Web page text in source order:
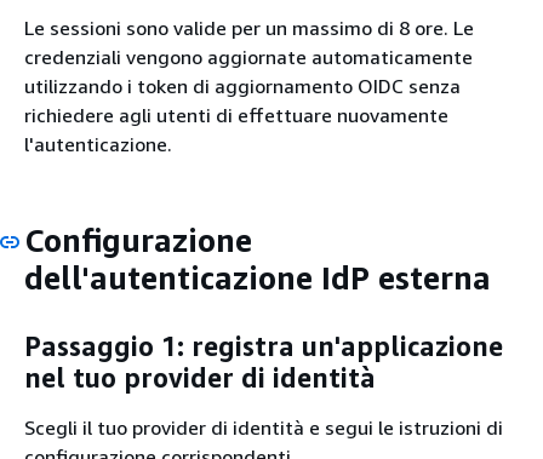
Le sessioni sono valide per un massimo di 8 ore. Le
credenziali vengono aggiornate automaticamente
utilizzando i token di aggiornamento OIDC senza
richiedere agli utenti di effettuare nuovamente
l'autenticazione.
Configurazione
dell'autenticazione IdP esterna
Passaggio 1: registra un'applicazione
nel tuo provider di identità
Scegli il tuo provider di identità e segui le istruzioni di